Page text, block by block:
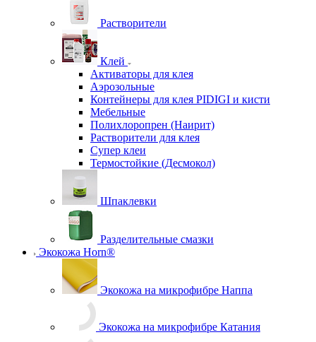
Растворители
Клей
Активаторы для клея
Аэрозольные
Контейнеры для клея PIDIGI и кисти
Мебельные
Полихлоропрен (Наирит)
Растворители для клея
Супер клеи
Термостойкие (Десмокол)
Шпаклевки
Разделительные смазки
Экокожа Horn®
Экокожа на микрофибре Наппа
Экокожа на микрофибре Катания